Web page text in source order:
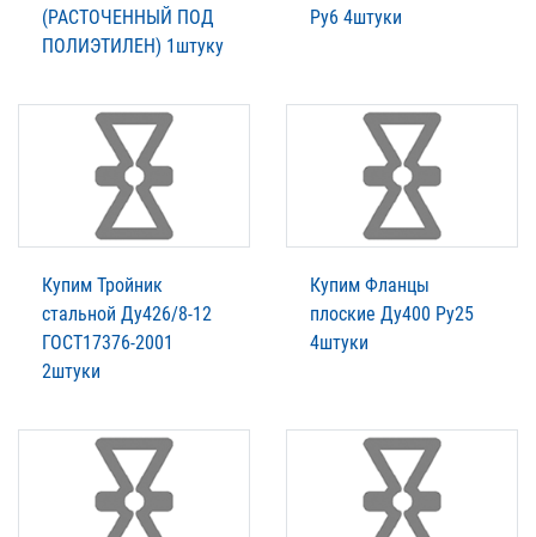
(РАСТОЧЕННЫЙ ПОД
ПОЛИЭТИЛЕН) 1штуку
Ру6 4штуки
Купим Тройник
стальной Ду426/8-12
ГОСТ17376-2001
2штуки
Купим Фланцы
плоские Ду400 Ру25
4штуки